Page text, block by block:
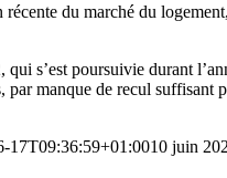
du marché du
s’est poursuivie durant
manque de recul suffisant
17T09:36:59+01:0010 juin